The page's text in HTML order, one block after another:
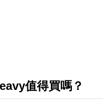
值得買嗎？